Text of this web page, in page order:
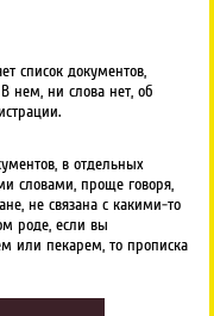
список документов,
нем, ни слова нет, об
в отдельных
словами, проще говоря,
не связана с какими-то
роде, если вы
или пекарем, то прописка